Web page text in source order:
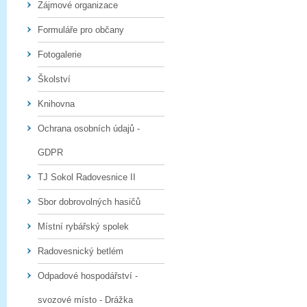
Zájmové organizace
Formuláře pro občany
Fotogalerie
Školství
Knihovna
Ochrana osobních údajů -
GDPR
TJ Sokol Radovesnice II
Sbor dobrovolných hasičů
Místní rybářský spolek
Radovesnický betlém
Odpadové hospodářství -
svozové místo - Drážka